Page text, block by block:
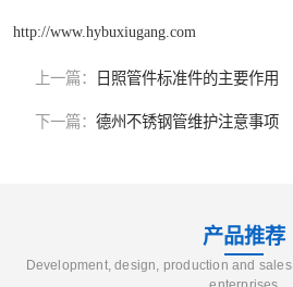
http://www.hybuxiugang.com
上一篇： 日照管件标准件的主要作用
下一篇： 德州不锈钢管维护注意事项
产品推荐
Development, design, production and